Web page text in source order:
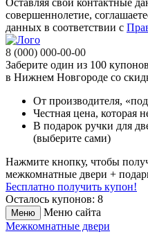
Оставляя свои контактные
совершеннолетие,
данных в соответствии с
8 (000) 000-00-00
Заберите один из 100
в Нижнем Новгороде со
От производителя,
Честная цена, которая
В подарок ручки для
(выберите сами)
Нажмите кнопку, чтобы
межкомнатные двери +
Бесплатно получить купон!
Осталось купонов: 8
Меню
Меню сайта
Межкомнатные двери